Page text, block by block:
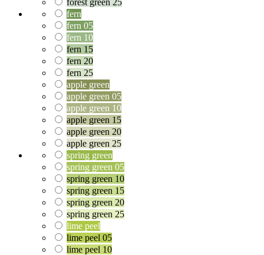
fern
fern 05
fern 10
fern 15
fern 20
fern 25
apple green
apple green 05
apple green 10
apple green 15
apple green 20
apple green 25
spring green
spring green 05
spring green 10
spring green 15
spring green 20
spring green 25
lime peel
lime peel 05
lime peel 10